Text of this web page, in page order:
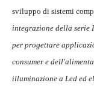
sviluppo di sistemi
integrazione della serie
per progettare
consumer e
illuminazione a Led ed